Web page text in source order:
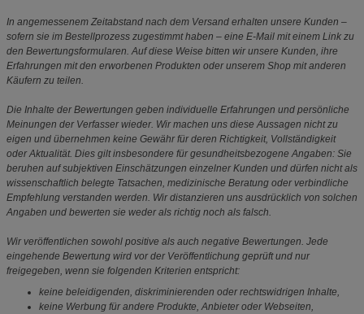
In angemessenem Zeitabstand nach dem Versand erhalten unsere Kunden –
sofern sie im Bestellprozess zugestimmt haben – eine E-Mail mit einem Link zu
den Bewertungsformularen. Auf diese Weise bitten wir unsere Kunden, ihre
Erfahrungen mit den erworbenen Produkten oder unserem Shop mit anderen
Käufern zu teilen.
Die Inhalte der Bewertungen geben individuelle Erfahrungen und persönliche
Meinungen der Verfasser wieder. Wir machen uns diese Aussagen nicht zu
eigen und übernehmen keine Gewähr für deren Richtigkeit, Vollständigkeit
oder Aktualität. Dies gilt insbesondere für gesundheitsbezogene Angaben: Sie
beruhen auf subjektiven Einschätzungen einzelner Kunden und dürfen nicht als
wissenschaftlich belegte Tatsachen, medizinische Beratung oder verbindliche
Empfehlung verstanden werden. Wir distanzieren uns ausdrücklich von solchen
Angaben und bewerten sie weder als richtig noch als falsch.
Wir veröffentlichen sowohl positive als auch negative Bewertungen. Jede
eingehende Bewertung wird vor der Veröffentlichung geprüft und nur
freigegeben, wenn sie folgenden Kriterien entspricht:
keine beleidigenden, diskriminierenden oder rechtswidrigen Inhalte,
keine Werbung für andere Produkte, Anbieter oder Webseiten,